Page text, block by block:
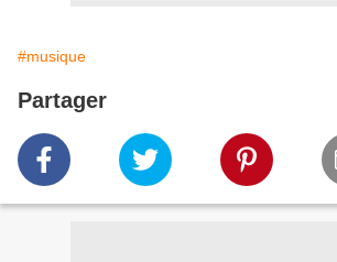
#musique
Partager